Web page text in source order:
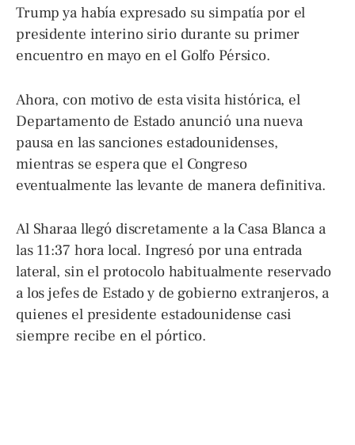
Trump ya había expresado su simpatía por el
presidente interino sirio durante su primer
encuentro en mayo en el Golfo Pérsico.
Ahora, con motivo de esta visita histórica, el
Departamento de Estado anunció una nueva
pausa en las sanciones estadounidenses,
mientras se espera que el Congreso
eventualmente las levante de manera definitiva.
Al Sharaa llegó discretamente a la Casa Blanca a
las 11:37 hora local. Ingresó por una entrada
lateral, sin el protocolo habitualmente reservado
a los jefes de Estado y de gobierno extranjeros, a
quienes el presidente estadounidense casi
siempre recibe en el pórtico.